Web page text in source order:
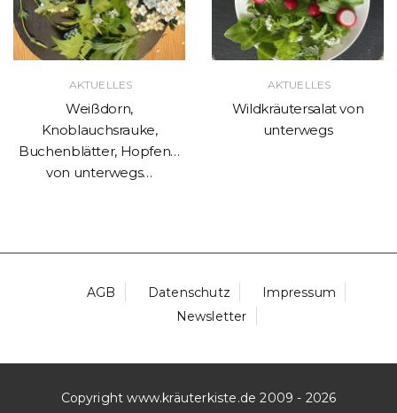
AKTUELLES
Weißdorn,
Knoblauchsrauke,
Buchenblätter, Hopfen…
von unterwegs…
AKTUELLES
Wildkräutersalat von
unterwegs
AGB Datenschutz
Impressum
Newsletter
Copyright www.kräuterkiste.de 2009 - 2026